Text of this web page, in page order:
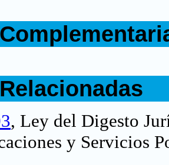
, Ley del Digesto
y Servicios